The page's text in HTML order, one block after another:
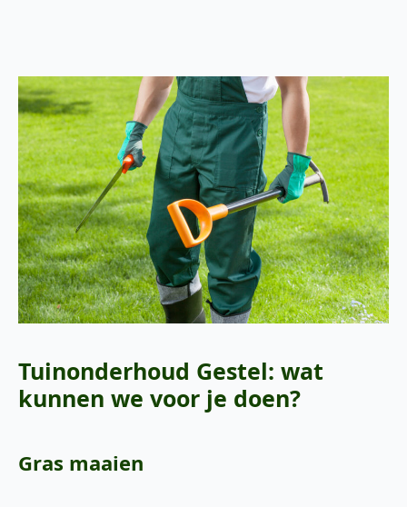
Tuinonderhoud Gestel: wat
kunnen we voor je doen?
Gras maaien